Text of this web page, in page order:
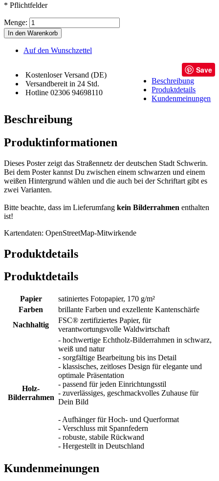
* Pflichtfelder
Menge:
In den Warenkorb
Auf den Wunschzettel
Kostenloser Versand (DE)
Versandbereit in 24 Std.
Hotline 02306 94698110
Save
Beschreibung
Produktdetails
Kundenmeinungen
Beschreibung
Produktinformationen
Dieses Poster zeigt das Straßennetz der deutschen Stadt Schwerin.
Bei dem Poster kannst Du zwischen einem schwarzen und einem
weißen Hintergrund wählen und die auch bei der Schriftart gibt es
zwei Varianten.
Bitte beachte, dass im Lieferumfang kein Bilderrahmen enthalten
ist!
Kartendaten: OpenStreetMap-Mitwirkende
Produktdetails
Produktdetails
Papier
satiniertes Fotopapier, 170 g/m²
Farben
brillante Farben und exzellente Kantenschärfe
Nachhaltig
FSC® zertifiziertes Papier, für
verantwortungsvolle Waldwirtschaft
Holz-
Bilderrahmen
- hochwertige Echtholz-Bilderrahmen in schwarz,
weiß und natur
- sorgfältige Bearbeitung bis ins Detail
- klassisches, zeitloses Design für elegante und
optimale Präsentation
- passend für jeden Einrichtungsstil
- zuverlässiges, geschmackvolles Zuhause für
Dein Bild
- Aufhänger für Hoch- und Querformat
- Verschluss mit Spannfedern
- robuste, stabile Rückwand
- Hergestellt in Deutschland
Kundenmeinungen